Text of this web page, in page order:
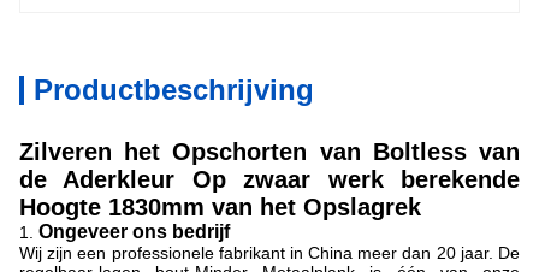
Productbeschrijving
Zilveren het Opschorten van Boltless van
de Aderkleur Op zwaar werk berekende
Hoogte 1830mm van het Opslagrek
1. Ongeveer ons bedrijf
Wij zijn een professionele fabrikant in China meer dan 20 jaar. De